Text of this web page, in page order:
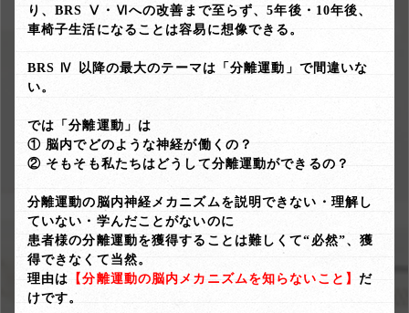
り、BRS Ⅴ・Ⅵへの改善まで至らず、5年後・10年後、
車椅子生活になることは容易に想像できる。
BRS Ⅳ 以降の最大のテーマは「分離運動」で間違いな
い。
では「分離運動」は
① 脳内でどのような神経が働くの？
② そもそも私たちはどうして分離運動ができるの？
分離運動の脳内神経メカニズムを説明できない・理解し
ていない・学んだことがないのに
患者様の分離運動を獲得することは難しくて“必然”、獲
得できなくて当然。
理由は 【分離運動の脳内メカニズムを知らないこと】 だ
けです。